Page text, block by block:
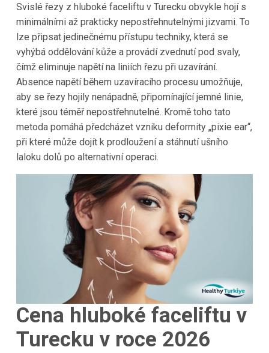
Svislé řezy z hluboké faceliftu v Turecku obvykle hojí s
minimálními až prakticky nepostřehnutelnými jizvami. To
lze připsat jedinečnému přístupu techniky, která se
vyhýbá oddělování kůže a provádí zvednutí pod svaly,
čímž eliminuje napětí na liniích řezu při uzavírání.
Absence napětí během uzavíracího procesu umožňuje,
aby se řezy hojily nenápadně, připomínající jemné linie,
které jsou téměř nepostřehnutelné. Kromě toho tato
metoda pomáhá předcházet vzniku deformity „pixie ear“,
při které může dojít k prodloužení a stáhnutí ušního
laloku dolů po alternativní operaci.
Cena hluboké faceliftu v
Turecku v roce 2026